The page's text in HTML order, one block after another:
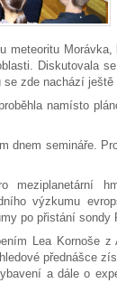
meteoritu
Diskutovala
se zde nachází
namísto
dnem semináře.
meziplanetární
výzkumu
po přistání sondy
Lea Kornoše
přednášce
a dále o